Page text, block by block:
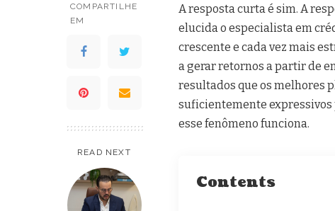
COMPARTILHE
EM
READ NEXT
A resposta curta é sim. A
elucida o especialista em
crescente e cada vez mais
a gerar retornos a partir de
resultados que os melhores
suficientemente
esse fenômeno funciona.
Contents